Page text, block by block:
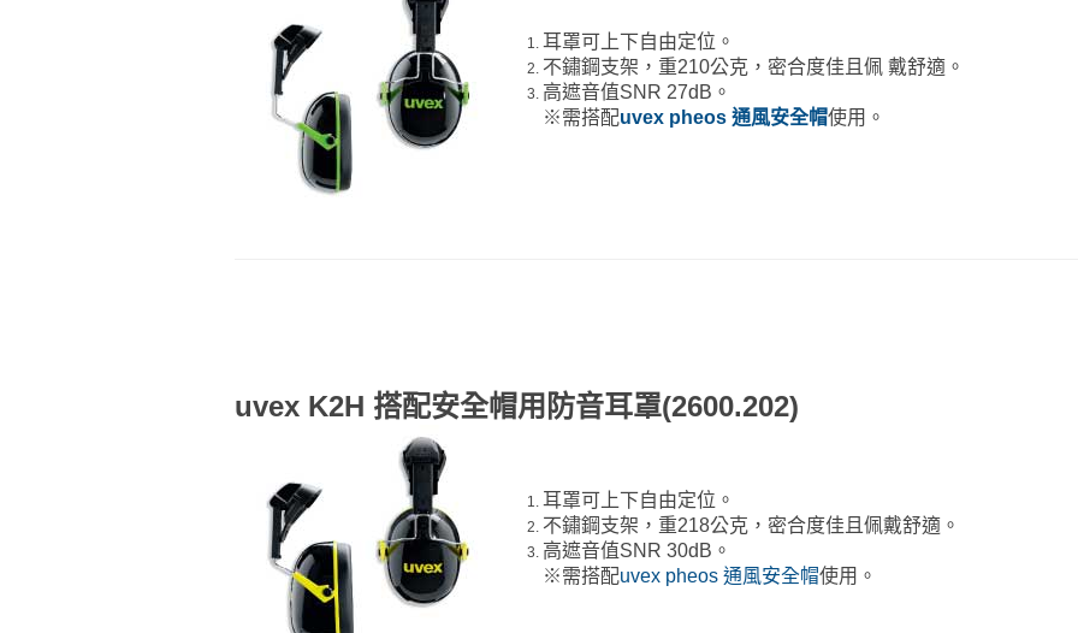
耳罩可上下自由定位。
不鏽鋼支架，重210公克，密合度佳且佩 戴舒適。
高遮音值SNR 27dB。
※需搭配uvex pheos 通風安全帽使用。
uvex K2H 搭配安全帽用防音耳罩(2600.202)
耳罩可上下自由定位。
不鏽鋼支架，重218公克，密合度佳且佩戴舒適。
高遮音值SNR 30dB。
※需搭配uvex pheos 通風安全帽使用。